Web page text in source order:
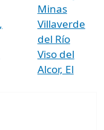
Minas
Villaverde
del Río
Viso del
Alcor, El